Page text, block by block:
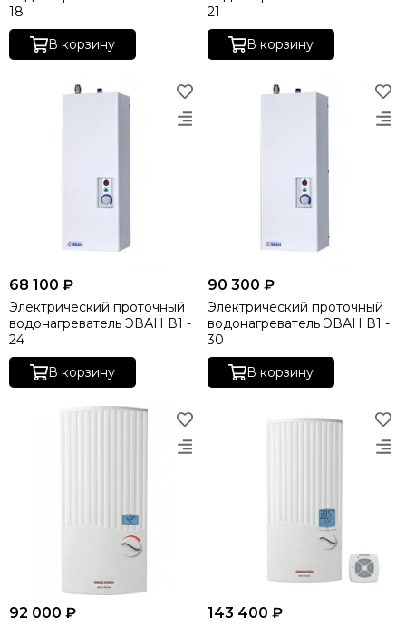
18
В корзину
21
В корзину
68 100 ₽
Электрический проточный
водонагреватель ЭВАН В1 -
24
В корзину
90 300 ₽
Электрический проточный
водонагреватель ЭВАН В1 -
30
В корзину
92 000 ₽ 143 400 ₽